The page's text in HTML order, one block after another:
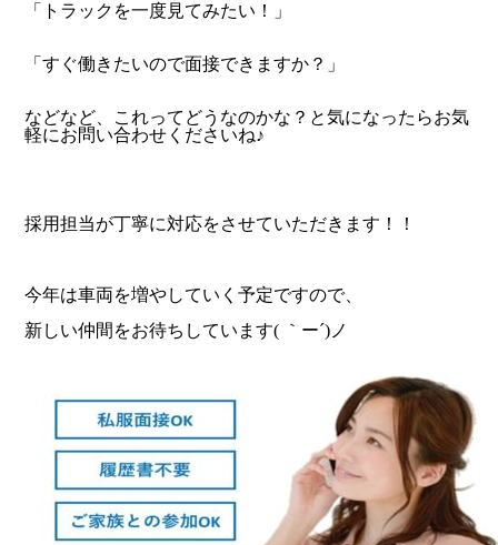
「トラックを一度見てみたい！」
「すぐ働きたいので面接できますか？」
などなど、 これってどうなのかな？ と気になったらお気
軽にお問い合わせくださいね♪
採用担当が丁寧に対応をさせていただきます！！
今年は車両を増やしていく予定ですので、
新しい仲間をお待ちしています( ｀ー´)ノ